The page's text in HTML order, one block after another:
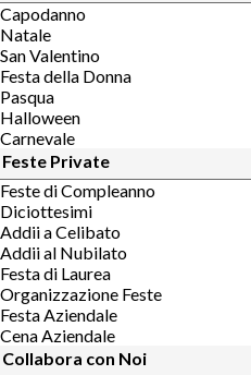
Capodanno
Natale
San Valentino
Festa della Donna
Pasqua
Halloween
Carnevale
Feste Private
Feste di Compleanno
Diciottesimi
Addii a Celibato
Addii al Nubilato
Festa di Laurea
Organizzazione Feste
Festa Aziendale
Cena Aziendale
Collabora con Noi